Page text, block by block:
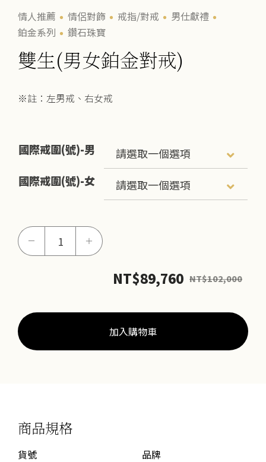
情人推薦 情侶對飾 戒指/對戒
男仕獻禮
鉑金系列
鑽石珠寶
雙生(男女鉑金對戒)
※註：左男戒、右女戒
國際戒圍(號)-男
國際戒圍(號)-女
－
金
＋
NT$89,760 NT$102,000
加入購物車
商品規格
貨號
品牌